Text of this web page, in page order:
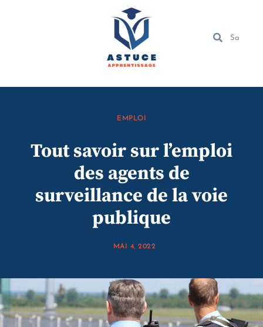
EMPLOI
Tout savoir sur l’emploi
des agents de
surveillance de la voie
publique
MAI 4, 2022